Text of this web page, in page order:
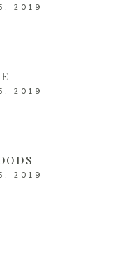
2019
2019
2019